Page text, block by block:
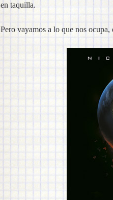
en taquilla.
Pero vayamos a lo que nos